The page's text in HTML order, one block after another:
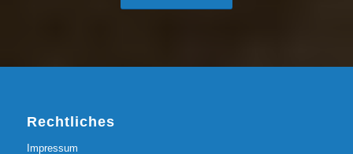
Rechtliches
Impressum